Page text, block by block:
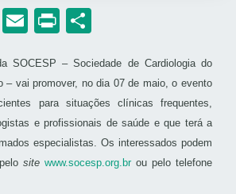
LinkedIn
Email
Print
SOCESP – Sociedade de Cardiologia do
– vai promover, no dia 07 de maio, o evento
para situações clínicas frequentes,
e profissionais de saúde e que terá a
especialistas. Os interessados podem
site www.socesp.org.brou pelo telefone